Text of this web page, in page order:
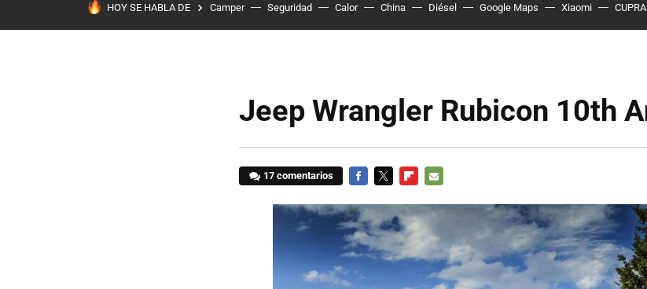
HOY SE HABLA DE Camper Seguridad Calor China Diésel Google Maps Xiaomi CUPRA
Jeep Wrangler Rubicon 10th
17 comentarios
MAIL